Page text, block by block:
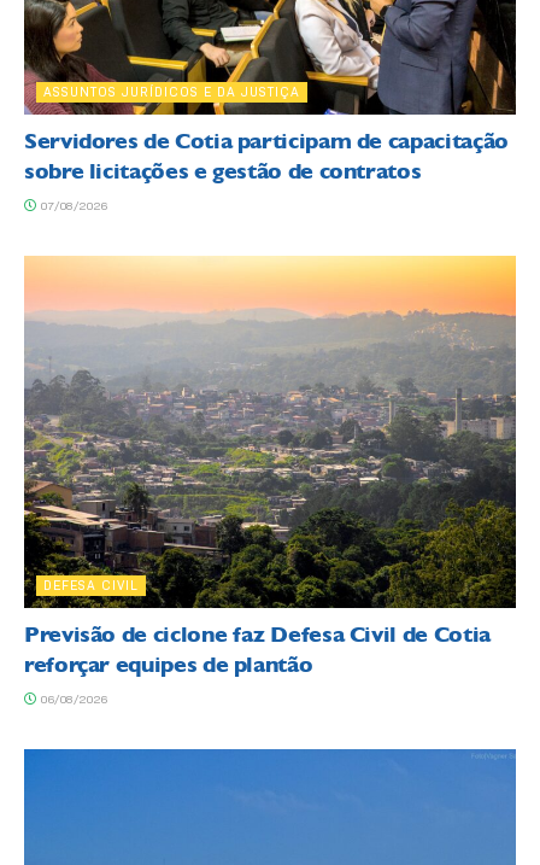
ASSUNTOS JURÍDICOS E DA JUSTIÇA
Servidores de Cotia participam de capacitação
sobre licitações e gestão de contratos
07/08/2026
DEFESA CIVIL
Previsão de ciclone faz Defesa Civil de Cotia
reforçar equipes de plantão
06/08/2026